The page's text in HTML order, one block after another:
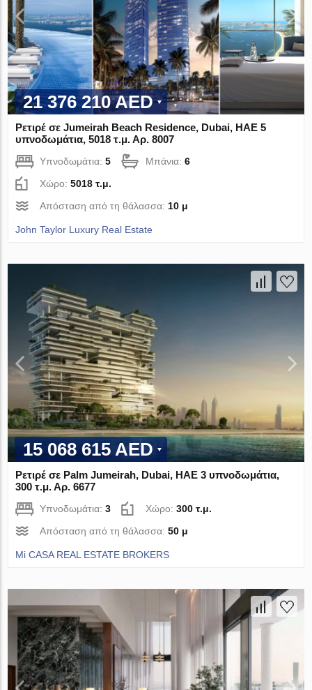
21 376 210 AED
Ρετιρέ σε Jumeirah Beach Residence, Dubai, ΗΑΕ 5
υπνοδωμάτια, 5018 τ.μ. Αρ. 8007
Υπνοδωμάτια:5 Μπάνια:6
Χώρο:5018 τ.μ.
Απόσταση από τη θάλασσα: 10 μ
John Taylor Luxury Real Estate
15 068 615 AED
Ρετιρέ σε Palm Jumeirah, Dubai, ΗΑΕ 3 υπνοδωμάτια,
300 τ.μ. Αρ. 6677
Υπνοδωμάτια:3 Χώρο:300 τ.μ.
Απόσταση από τη θάλασσα:50 μ
Mi CASA REAL ESTATE BROKERS